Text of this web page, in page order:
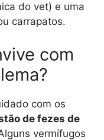
do vet) e uma
carrapatos.
com
com os
de fezes de
vermífugos